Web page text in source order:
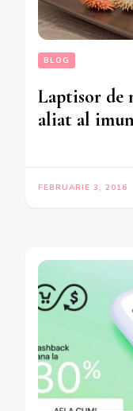
BLOG
Laptisor de
aliat al
FEBRUARIE 3, 2016